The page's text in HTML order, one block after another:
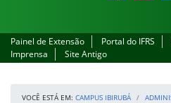
Painel de Extensão Portal do IFRS
Imprensa
Site Antigo
VOCÊ ESTÁ EM: CAMPUS IBIRUBÁ